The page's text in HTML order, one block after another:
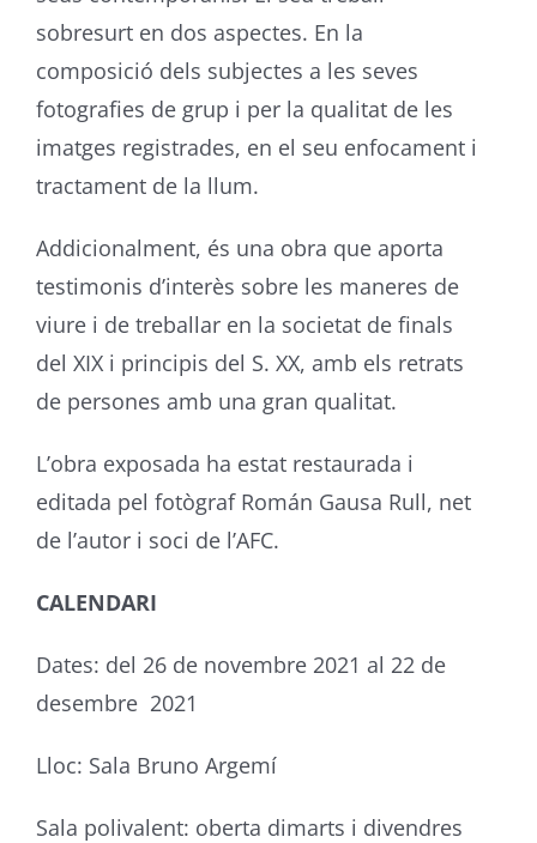
sobresurt en dos aspectes. En la
composició dels subjectes a les seves
fotografies de grup i per la qualitat de les
imatges registrades, en el seu enfocament i
tractament de la llum.
Addicionalment, és una obra que aporta
testimonis d’interès sobre les maneres de
viure i de treballar en la societat de finals
del XIX i principis del S. XX, amb els retrats
de persones amb una gran qualitat.
L’obra exposada ha estat restaurada i
editada pel fotògraf Román Gausa Rull, net
de l’autor i soci de l’AFC.
CALENDARI
Dates: del 26 de novembre 2021 al 22 de
desembre 2021
Lloc: Sala Bruno Argemí
Sala polivalent: oberta dimarts i divendres